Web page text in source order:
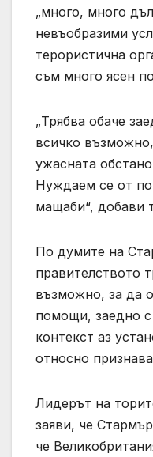
„много, много
невъобразими
терористична
съм много ясен
„Трябва обаче
всичко
ужасната
Нуждаем се от
мащаби“, добави
По думите на
правителството
възможно, за да
помощи, заедно с
контекст аз
относно
Лидерът на
заяви, че
че